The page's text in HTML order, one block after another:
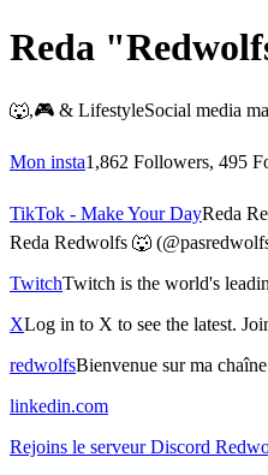
Reda
🐺,🎮 & LifestyleSocial media
Mon insta1,862 Followers, 495
TikTok - Make Your DayReda
Reda Redwolfs 🐺
TwitchTwitch is the world's
XLog in to X to see the latest.
redwolfsBienvenue sur ma
linkedin.com
Rejoins le serveur Discord